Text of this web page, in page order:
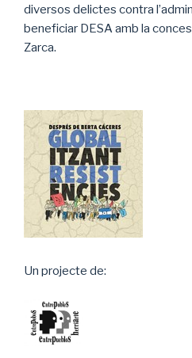
diversos delictes contra
beneficiar DESA amb la
Zarca.
Un projecte de: